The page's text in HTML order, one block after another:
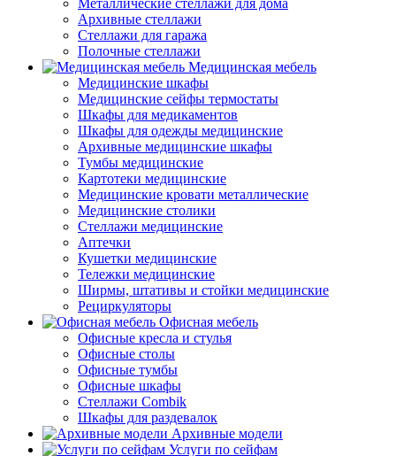
Металлические стеллажи для дома
Архивные стеллажи
Стеллажи для гаража
Полочные стеллажи
Медицинская мебель
Медицинские шкафы
Медицинские сейфы термостаты
Шкафы для медикаментов
Шкафы для одежды медицинские
Архивные медицинские шкафы
Тумбы медицинские
Картотеки медицинские
Медицинские кровати металлические
Медицинские столики
Стеллажи медицинские
Аптечки
Кушетки медицинские
Тележки медицинские
Ширмы, штативы и стойки медицинские
Рециркуляторы
Офисная мебель
Офисные кресла и стулья
Офисные столы
Офисные тумбы
Офисные шкафы
Стеллажи Combik
Шкафы для раздевалок
Архивные модели
Услуги по сейфам